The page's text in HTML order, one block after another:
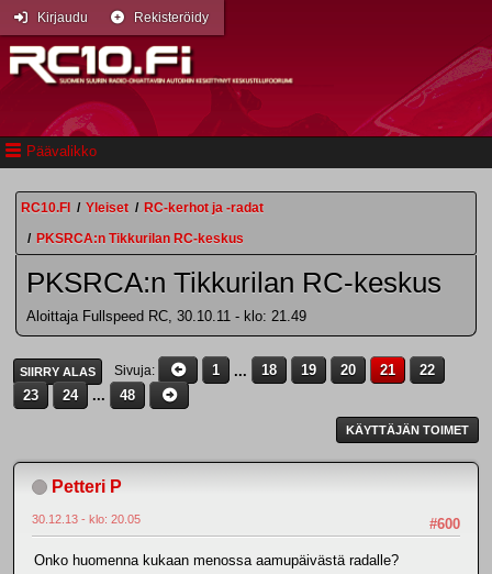
Päävalikko
Kirjaudu Rekisteröidy
RC10.FI / Yleiset / RC-kerhot ja -radat
/ PKSRCA:n Tikkurilan RC-keskus
PKSRCA:n Tikkurilan RC-keskus
Aloittaja Fullspeed RC, 30.10.11 - klo: 21.49
SIIRRY ALAS Sivuja 1 ... 18 19 20 21
22
23
24 ... 48
KÄYTTÄJÄN TOIMET
Petteri P
#600
30.12.13 - klo: 20.05
Onko huomenna kukaan menossa aamupäivästä radalle?